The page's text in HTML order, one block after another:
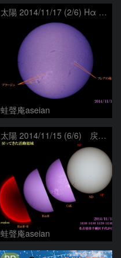
太陽 2014/11/17 (2/6) Hα B 戻ってきた活動領域
蛙聲庵aseian
太陽 2014/11/15 (6/6) 戻ってきた活動領域
蛙聲庵aseian